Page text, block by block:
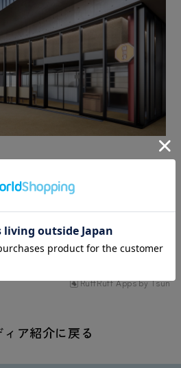
めスポット の紹介サイトはこちら。
RuffRuff AppsbyTsun
ィア紹介に戻る